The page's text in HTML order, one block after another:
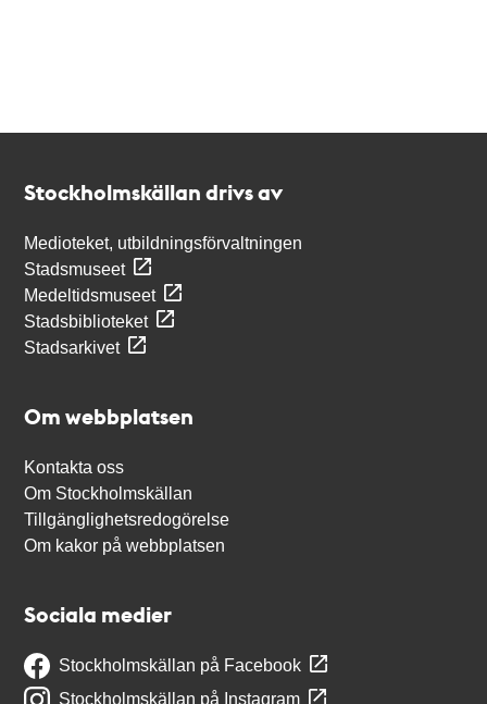
Stockholmskällan drivs av
Medioteket, utbildningsförvaltningen
Stadsmuseet
Medeltidsmuseet
Stadsbiblioteket
Stadsarkivet
Om webbplatsen
Kontakta oss
Om Stockholmskällan
Tillgänglighetsredogörelse
Om kakor på webbplatsen
Sociala medier
Stockholmskällan på Facebook
Stockholmskällan på Instagram